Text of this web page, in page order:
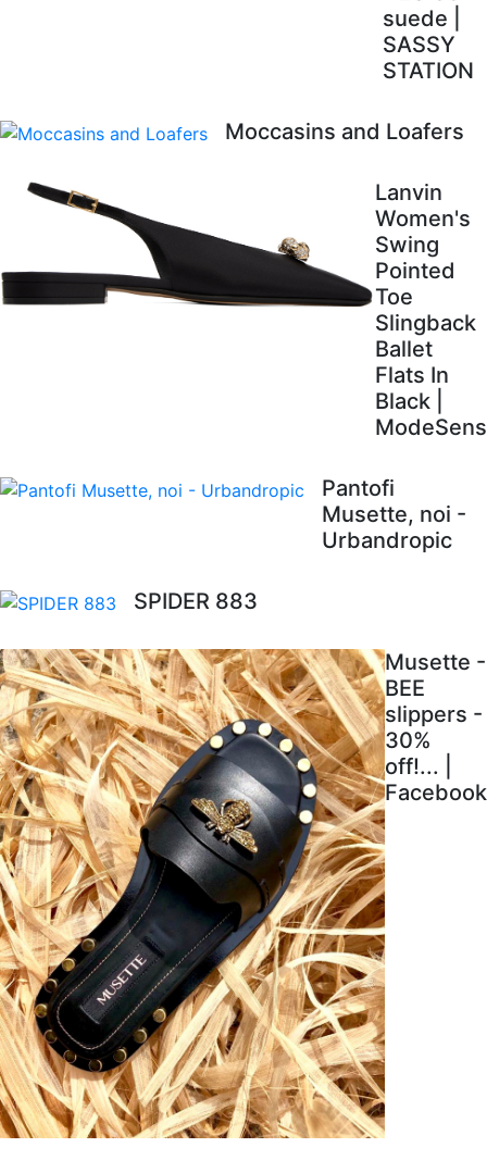
suede |
SASSY
STATION
Moccasins and Loafers
Lanvin
Women's
Swing
Pointed
Toe
Slingback
Ballet
Flats In
Black |
ModeSens
Pantofi
Musette, noi -
Urbandropic
SPIDER 883
Musette -
BEE
slippers -
30%
off!... |
Facebook